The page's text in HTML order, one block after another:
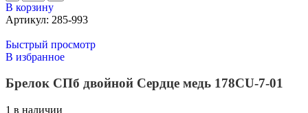
В корзину
Артикул: 285-993
Быстрый просмотр
В избранное
Брелок СПб двойной Сердце медь 178CU-7-01
1 в наличии